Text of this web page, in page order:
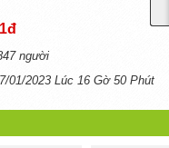
người
01/2023 Lúc 16 Gờ 50 Phút